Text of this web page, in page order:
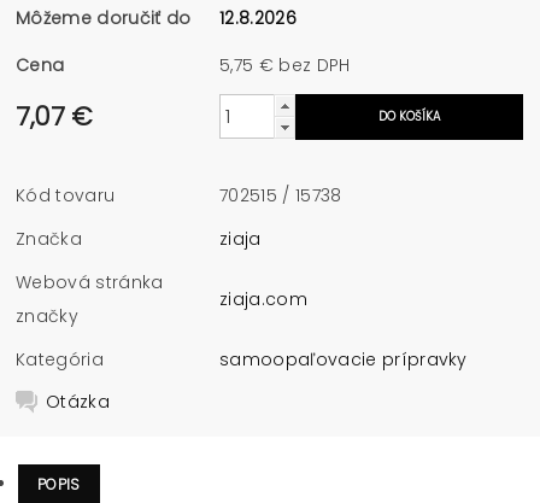
Môžeme doručiť do
12.8.2026
Cena
5,75 € bez DPH
7,07 €
Kód tovaru
702515 / 15738
Značka
ziaja
Webová stránka
značky
ziaja.com
Kategória
samoopaľovacie prípravky
Otázka
POPIS